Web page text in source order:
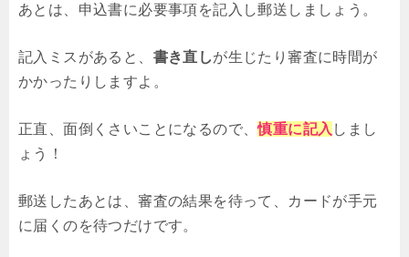
あとは、申込書に必要事項を記入し郵送しましょう。
記入ミスがあると、 書き直しが生じたり審査に時間が
かかったりしますよ。
正直、面倒くさいことになるので、慎重に記入 しまし
ょう！
郵送したあとは、審査の結果を待って、カードが手元
に届くのを待つだけです。